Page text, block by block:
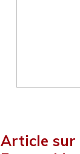
Article sur